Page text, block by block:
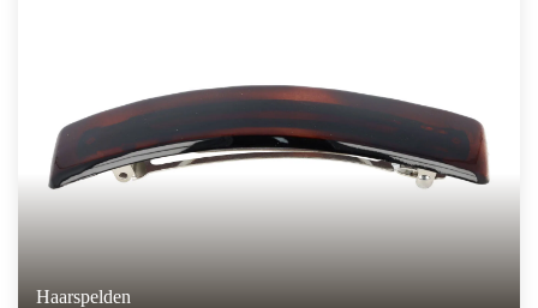
Haarspelden